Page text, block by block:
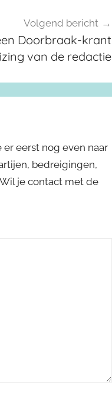
Volgend bericht
Doorbraak-krant
van de redactie
eerst nog even naar
bedreigingen,
je contact met de